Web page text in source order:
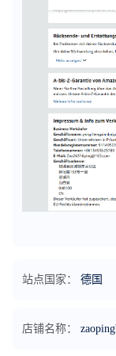
站点国家： 德国
店铺名称：